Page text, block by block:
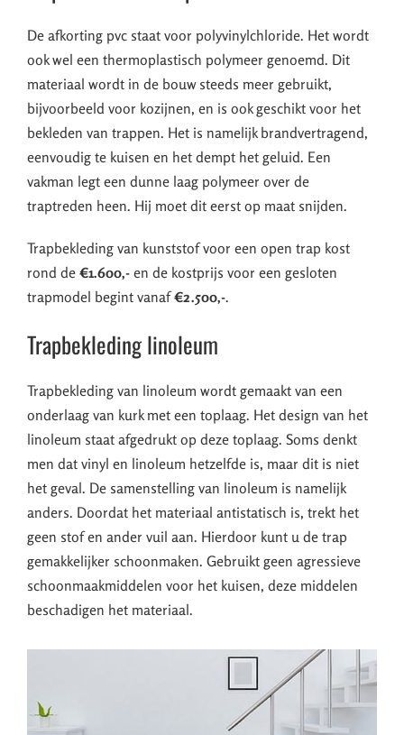
De afkorting pvc staat voor polyvinylchloride. Het wordt
ook wel een thermoplastisch polymeer genoemd. Dit
materiaal wordt in de bouw steeds meer gebruikt,
bijvoorbeeld voor kozijnen, en is ook geschikt voor het
bekleden van trappen. Het is namelijk brandvertragend,
eenvoudig te kuisen en het dempt het geluid. Een
vakman legt een dunne laag polymeer over de
traptreden heen. Hij moet dit eerst op maat snijden.
Trapbekleding van kunststof voor een open trap kost
rond de €1.600,- en de kostprijs voor een gesloten
trapmodel begint vanaf€2.500,-.
Trapbekleding linoleum
Trapbekleding van linoleum wordt gemaakt van een
onderlaag van kurk met een toplaag. Het design van het
linoleum staat afgedrukt op deze toplaag. Soms denkt
men dat vinyl en linoleum hetzelfde is, maar dit is niet
het geval. De samenstelling van linoleum is namelijk
anders. Doordat het materiaal antistatisch is, trekt het
geen stof en ander vuil aan. Hierdoor kunt u de trap
gemakkelijker schoonmaken. Gebruikt geen agressieve
schoonmaakmiddelen voor het kuisen, deze middelen
beschadigen het materiaal.